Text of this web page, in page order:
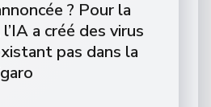
? Pour la
a créé des virus
pas dans la